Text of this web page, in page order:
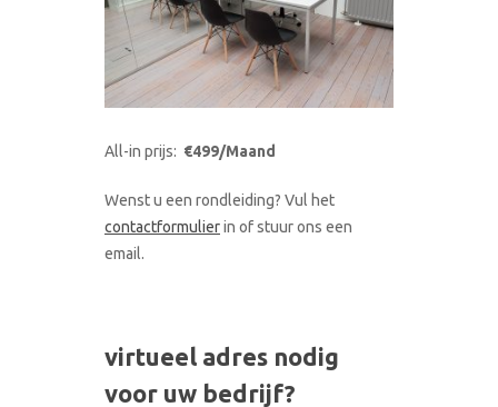
All-in prijs: €499/Maand
Wenst u een rondleiding? Vul het
contactformulierin of stuur ons een
email.
virtueel adres nodig
voor uw bedrijf?